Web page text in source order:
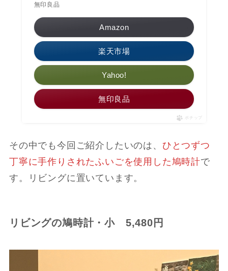
無印良品
Amazon
楽天市場
Yahoo!
無印良品
ポチップ
その中でも今回ご紹介したいのは、 ひとつずつ
丁寧に手作りされたふいごを使用した鳩時計で
す。リビングに置いています。
リビングの鳩時計・小 5,480円